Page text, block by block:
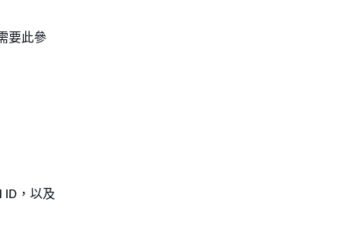
要此參
ID，以及